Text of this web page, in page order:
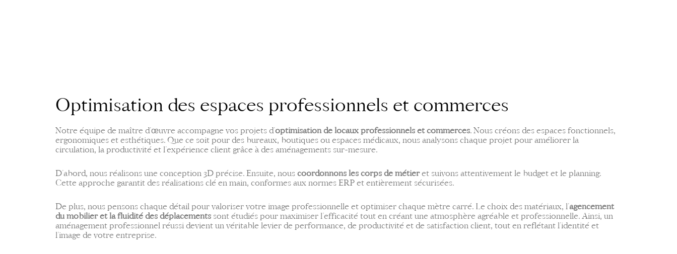
Optimisation des espaces professionnels et commerces
Notre équipe de maître d’œuvre accompagne vos projets d’optimisation de locaux professionnels et commerces. Nous créons des espaces fonctionnels,
ergonomiques et esthétiques. Que ce soit pour des bureaux, boutiques ou espaces médicaux, nous analysons chaque projet pour améliorer la
circulation, la productivité et l’expérience client grâce à des aménagements sur-mesure.
D’abord, nous réalisons une conception 3D précise. Ensuite, nouscoordonnons les corps de métieret suivons attentivement le budget et le planning.
Cette approche garantit des réalisations clé en main, conformes aux normes ERP et entièrement sécurisées.
De plus, nous pensons chaque détail pour valoriser votre image professionnelle et optimiser chaque mètre carré. Le choix des matériaux, l’agencement
du mobilier et la fluidité des déplacements sont étudiés pour maximiser l’efficacité tout en créant une atmosphère agréable et professionnelle. Ainsi, un
aménagement professionnel réussi devient un véritable levier de performance, de productivité et de satisfaction client, tout en reflétant l’identité et
l’image de votre entreprise.